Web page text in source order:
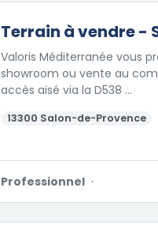
Terrain à vendre -
Valoris Méditerranée vous
showroom ou vente au
accès aisé via la D538 …
13300 Salon-de-Provence
Professionnel ·